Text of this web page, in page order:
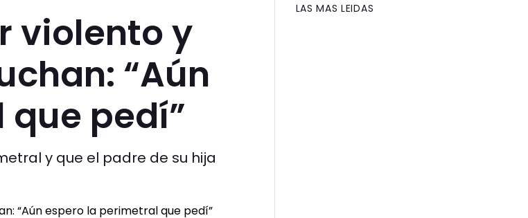
violento y
“Aún
pedí”
y que el padre de su hija
LAS MAS LEIDAS